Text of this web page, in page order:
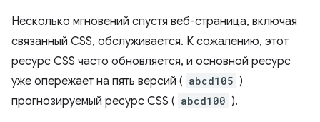
Несколько мгновений спустя веб-страница, включая
связанный CSS, обслуживается. К сожалению, этот
ресурс CSS часто обновляется, и основной ресурс
уже опережает на пять версий ( abcd105 )
прогнозируемый ресурс CSS ( abcd100 ).